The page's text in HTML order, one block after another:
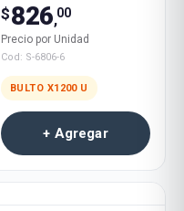
$826,00
Precio por Unidad
Cod: S-6806-6
BULTO X1200 U
+ Agregar